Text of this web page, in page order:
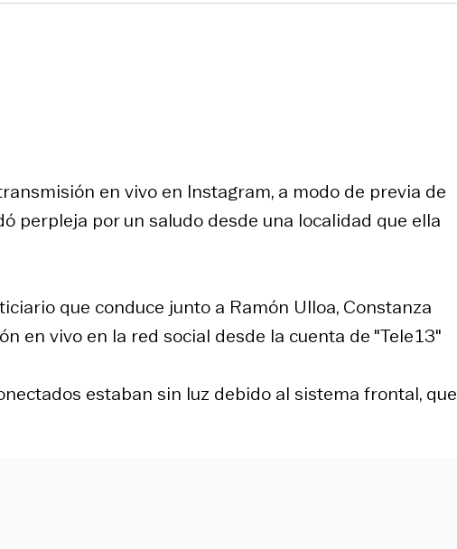
en vivo en Instagram, a modo de previa de
perpleja por un saludo desde una localidad que ella
que conduce junto a Ramón Ulloa, Constanza
en vivo en la red social desde la cuenta de "Tele13"
estaban sin luz debido al sistema frontal, que